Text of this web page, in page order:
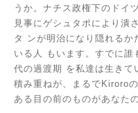
うか。ナチス政権下のドイ
見事にゲシュタポにより潰
タ
ンが明治になり隠れる
いる人
もいます。すでに
代の過渡期 を私達は生きて
積み重ねが、まるでKiroro
ある目の前のものがあなた